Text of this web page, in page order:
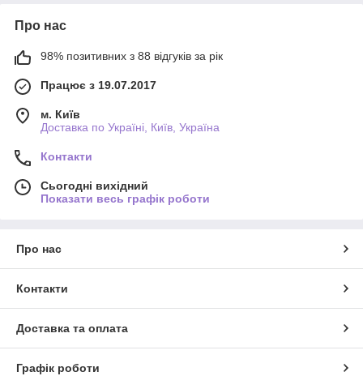
Про нас
98% позитивних з 88 відгуків за рік
Працює з 19.07.2017
м. Київ
Доставка по Україні, Київ, Україна
Контакти
Сьогодні вихідний
Показати весь графік роботи
Про нас
Контакти
Доставка та оплата
Графік роботи